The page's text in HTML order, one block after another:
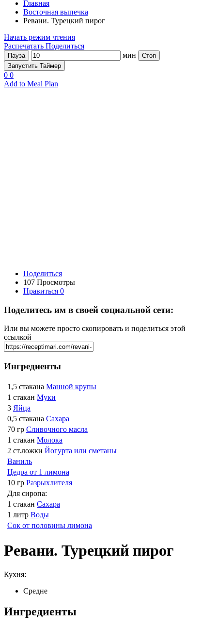
Главная
Восточная выпечка
Ревани. Турецкий пирог
Начать режим чтения
Распечатать Поделиться
Пауза мин
Стоп
Запустить Таймер
0 0
Add to Meal Plan
Поделиться
107 Просмотры
Нравиться 0
Поделитесь им в своей социальной сети:
Или вы можете просто скопировать и поделиться этой
ссылкой
Ингредиенты
1,5 стакана Манной крупы
1 стакан Муки
3 Яйца
0,5 стакана Сахара
70 гр Сливочного масла
1 стакан Молока
2 ст.ложки Йогурта или сметаны
Ваниль
Цедра от 1 лимона
10 гр Разрыхлителя
Для сиропа:
1 стакан Сахара
1 литр Воды
Сок от половины лимона
Ревани. Турецкий пирог
Кухня:
Средне
Ингредиенты